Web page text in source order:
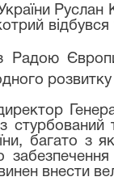
Радою
розвитку
багато з
внести